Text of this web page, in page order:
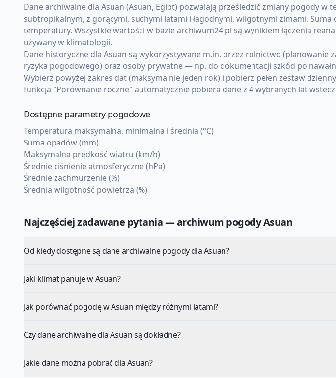
Dane archiwalne dla Asuan (Asuan, Egipt) pozwalają prześledzić zmiany pogody
subtropikalnym, z gorącymi, suchymi latami i łagodnymi, wilgotnymi zimami.
temperatury. Wszystkie wartości w bazie archiwum24.pl są wynikiem łączenia
używany w klimatologii.
Dane historyczne dla Asuan są wykorzystywane m.in. przez rolnictwo
ryzyka pogodowego) oraz osoby prywatne — np. do dokumentacji szkód po
Wybierz powyżej zakres dat (maksymalnie jeden rok) i pobierz pełen zestaw
funkcja "Porównanie roczne" automatycznie pobiera dane z 4 wybranych lat
Dostępne parametry pogodowe
Temperatura maksymalna, minimalna i średnia (°C)
Suma opadów (mm)
Maksymalna prędkość wiatru (km/h)
Średnie ciśnienie atmosferyczne (hPa)
Średnie zachmurzenie (%)
Średnia wilgotność powietrza (%)
Najczęściej zadawane pytania — archiwum pogodyAsuan
Od kiedy dostępne są dane archiwalne pogody dla Asuan?
Jaki klimat panuje w Asuan?
Jak porównać pogodę w Asuan między różnymi latami?
Czy dane archiwalne dla Asuan są dokładne?
Jakie dane można pobrać dla Asuan?